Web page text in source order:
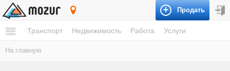
Продать
Транспорт Недвижимость Работа Услуги
На главную